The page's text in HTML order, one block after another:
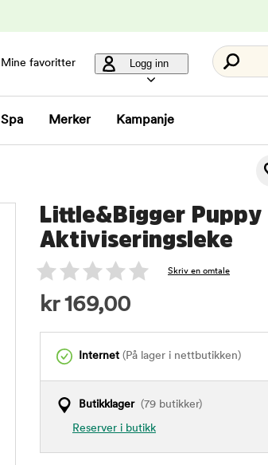
Mine favoritter Logg inn
Spa Merker Kampanje
Little&Bigger Puppy
Aktiviseringsleke
Skriv en omtale
kr169,00
Internet (På lager i nettbutikken)
Butikklager(79 butikker)
Reserver i butikk